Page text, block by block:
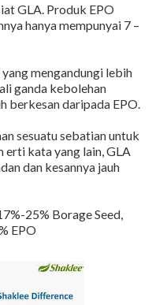
GLA. Produk EPO
hanya mempunyai 7 –
mengandungi lebih
ganda kebolehan
berkesan daripada EPO.
sesuatu sebatian untuk
erti kata yang lain, GLA
dan kesannya jauh
25% Borage Seed,
EPO